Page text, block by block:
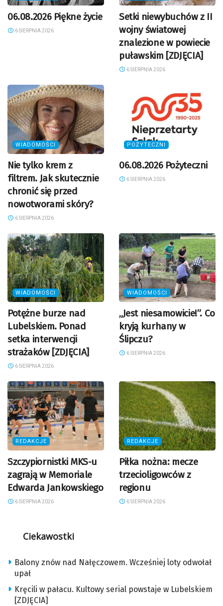
06.08.2026 Piękne życie
6 SIERPNIA 2026
Setki niewybuchów z II
wojny światowej
znalezione w powiecie
puławskim [ZDJĘCIA]
6 SIERPNIA 2026
WIADOMOŚCI
Nie tylko krem z
filtrem. Jak skutecznie
chronić się przed
nowotworami skóry?
6 SIERPNIA 2026
POŻYTECZNI
06.08.2026 Pożyteczni
6 SIERPNIA 2026
WIADOMOŚCI
Potężne burze nad
Lubelskiem. Ponad
setka interwencji
strażaków [ZDJĘCIA]
6 SIERPNIA 2026
WIADOMOŚCI
„Jest niesamowicie!”. Co
kryją kurhany w
Ślipczu?
6 SIERPNIA 2026
REDAKCJE
Szczypiornistki MKS-u
zagrają w Memoriale
Edwarda Jankowskiego
6 SIERPNIA 2026
REDAKCJE
Piłka nożna: mecze
trzecioligowców z
regionu
6 SIERPNIA 2026
Ciekawostki
Balony znów nad Nałęczowem. Wcześniej loty odwołał
upał
Kręcili w pałacu. Kultowy serial powstaje w Lubelskiem
[ZDJĘCIA]